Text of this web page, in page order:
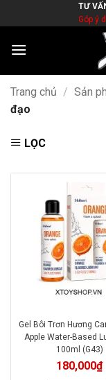
to
content
TƯ
Góp ý
Trang chủ / Sản
đạo
LỌC
Gel Bôi Trơn Hương
Apple Water-Based
100ml (G43)
180,000₫